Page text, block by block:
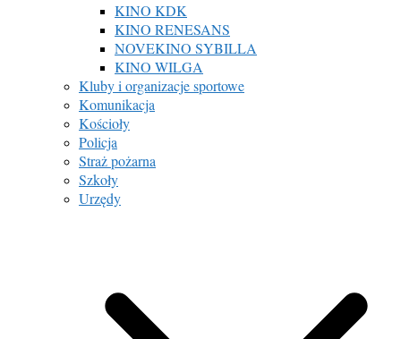
KINO KDK
KINO RENESANS
NOVEKINO SYBILLA
KINO WILGA
Kluby i organizacje sportowe
Komunikacja
Kościoły
Policja
Straż pożarna
Szkoły
Urzędy